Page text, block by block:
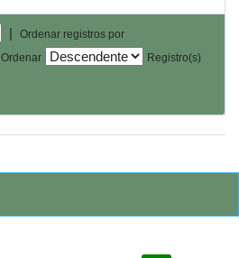
|
Ordenar registros por
Ordenar
Registro(s)